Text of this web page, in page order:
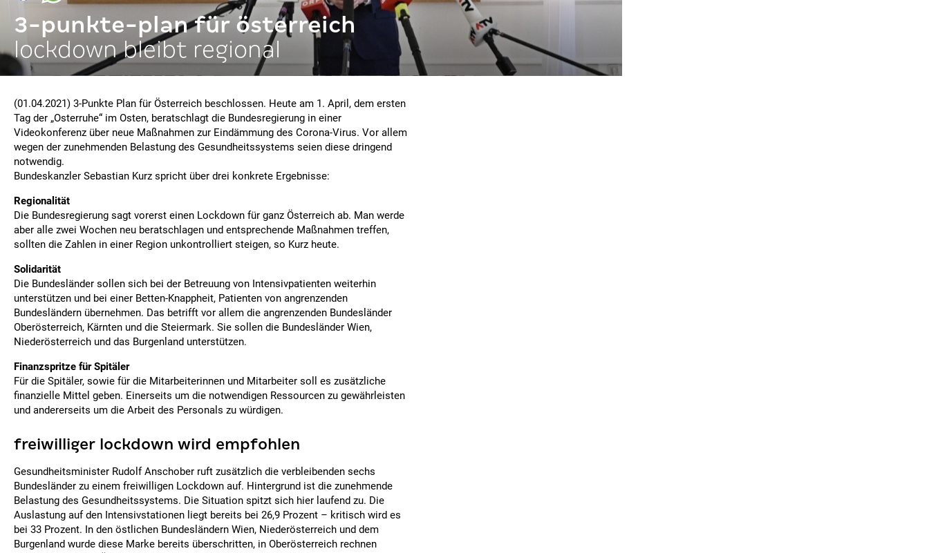
3-punkte-plan für österreich
lockdown bleibt regional
(01.04.2021) 3-Punkte Plan für Österreich beschlossen. Heute am 1. April, dem ersten
Tag der „Osterruhe“ im Osten, beratschlagt die Bundesregierung in einer
Videokonferenz über neue Maßnahmen zur Eindämmung des Corona-Virus. Vor allem
wegen der zunehmenden Belastung des Gesundheitssystems seien diese dringend
notwendig.
Bundeskanzler Sebastian Kurz spricht über drei konkrete Ergebnisse:
Regionalität
Die Bundesregierung sagt vorerst einen Lockdown für ganz Österreich ab. Man werde
aber alle zwei Wochen neu beratschlagen und entsprechende Maßnahmen treffen,
sollten die Zahlen in einer Region unkontrolliert steigen, so Kurz heute.
Solidarität
Die Bundesländer sollen sich bei der Betreuung von Intensivpatienten weiterhin
unterstützen und bei einer Betten-Knappheit, Patienten von angrenzenden
Bundesländern übernehmen. Das betrifft vor allem die angrenzenden Bundesländer
Oberösterreich, Kärnten und die Steiermark. Sie sollen die Bundesländer Wien,
Niederösterreich und das Burgenland unterstützen.
Finanzspritze für Spitäler
Für die Spitäler, sowie für die Mitarbeiterinnen und Mitarbeiter soll es zusätzliche
finanzielle Mittel geben. Einerseits um die notwendigen Ressourcen zu gewährleisten
und andererseits um die Arbeit des Personals zu würdigen.
freiwilliger lockdown wird empfohlen
Gesundheitsminister Rudolf Anschober ruft zusätzlich die verbleibenden sechs
Bundesländer zu einem freiwilligen Lockdown auf. Hintergrund ist die zunehmende
Belastung des Gesundheitssystems. Die Situation spitzt sich hier laufend zu. Die
Auslastung auf den Intensivstationen liegt bereits bei 26,9 Prozent – kritisch wird es
bei 33 Prozent. In den östlichen Bundesländern Wien, Niederösterreich und dem
Burgenland wurde diese Marke bereits überschritten, in Oberösterreich rechnen